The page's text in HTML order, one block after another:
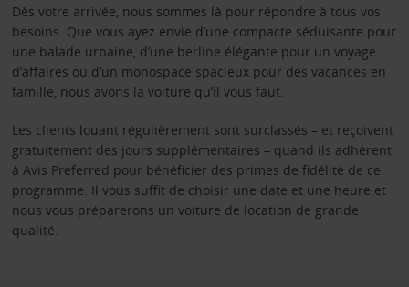
Dès votre arrivée, nous sommes là pour répondre à tous vos
besoins. Que vous ayez envie d’une compacte séduisante pour
une balade urbaine, d’une berline élégante pour un voyage
d’affaires ou d’un monospace spacieux pour des vacances en
famille, nous avons la voiture qu’il vous faut.
Les clients louant régulièrement sont surclassés – et reçoivent
gratuitement des jours supplémentaires – quand ils adhèrent
à Avis Preferred pour bénéficier des primes de fidélité de ce
programme. Il vous suffit de choisir une date et une heure et
nous vous préparerons un voiture de location de grande
qualité.